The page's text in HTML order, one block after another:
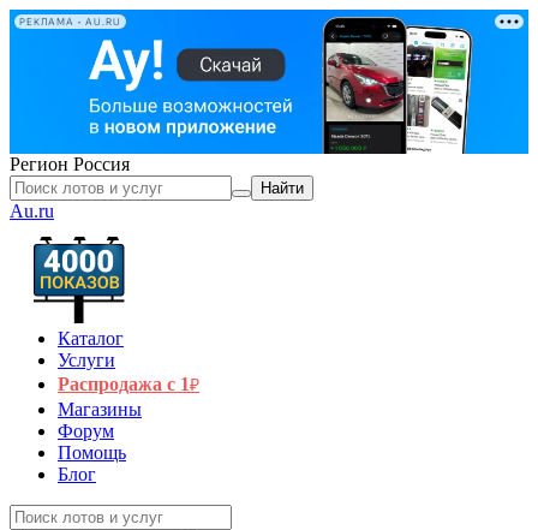
РЕКЛАМА • AU.RU
Регион Россия
Найти
Au.ru
Каталог
Услуги
Распродажа с 1₽
Магазины
Форум
Помощь
Блог